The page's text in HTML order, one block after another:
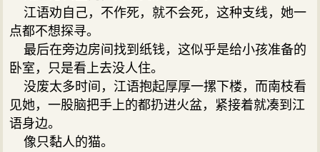
江语劝自己，不作死，就不会死，这种支线，她一
点都不想探寻。
最后在旁边房间找到纸钱，这似乎是给小孩准备的
卧室，只是看上去没人住。
没废太多时间，江语抱起厚厚一摞下楼，而南枝看
见她，一股脑把手上的都扔进火盆，紧接着就凑到江
语身边。
像只黏人的猫。